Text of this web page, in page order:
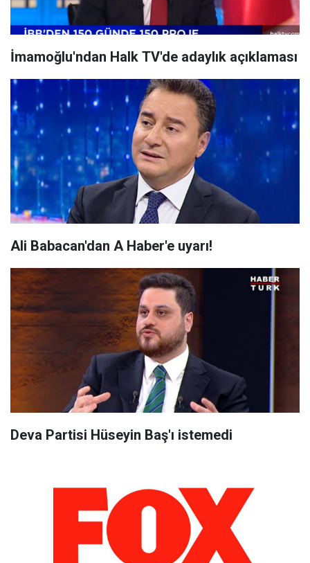
İmamoğlu'ndan Halk TV'de adaylık açıklaması
Ali Babacan'dan A Haber'e uyarı!
Deva Partisi Hüseyin Baş'ı istemedi